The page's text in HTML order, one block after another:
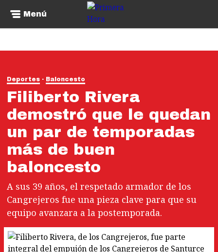
Menú
Deportes Baloncesto
Filiberto Rivera
demostró que le quedan
un par de temporadas
más de buen
baloncesto
A sus 39 años, el respetado armador de los
Cangrejeros fue una pieza clave para que su
equipo avanzara a la postemporada.